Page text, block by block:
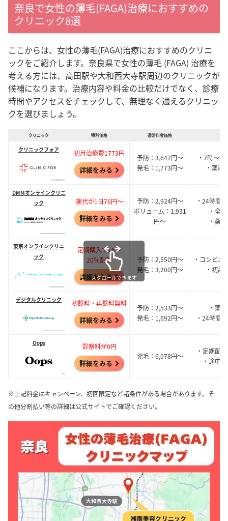
奈良で女性の薄毛(FAGA)治療におすすめの
クリニック8選
ここからは、女性の薄毛(FAGA)治療におすすめのクリニ
ックをご紹介します。奈良県で女性の薄毛 (FAGA) 治療を
考える方には、高田駅や大和西大寺駅周辺のクリニックが
候補になります。治療内容や料金の比較だけでなく、診療
時間やアクセスをチェックして、無理なく通えるクリニッ
クを選びましょう。
クリニック 特別価格 通常料金価格
クリニックフォア 初月治療費1773円
詳細をみる
予防：3,647円～
発毛：1,773円～
・7時～
・薬は
DMMオンラインクリニ
ック
薬代が1日76円～
詳細をみる
予防：2,924円～
ボリューム：1,931
円～
・24時間
・全
・薬
東京オンラインクリニ
ック
定期購入で15～
20％割引
詳細をみる
予防：2,550円～
発毛：3,200円～
・コンビニ
・初診
デジタルクリニック 初診料・再診料無料
詳細をみる
予防：2,533円～
発毛：1,692円～
・薬
・24時間
Oops 診察料が0円
詳細をみる
発毛：6,078円～
・定期配
・途中
スクロールできます
※上記料金はキャンペーン、初回限定など諸条件がある場合があります。そ
の他分割払い等の詳細は公式サイトでご確認ください。